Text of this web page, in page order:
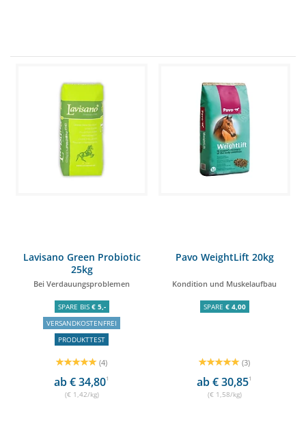
Lavisano Green Probiotic
25kg
Bei Verdauungsproblemen
SPARE BIS € 5,-
VERSANDKOSTENFREI
PRODUKTTEST
(4)
ab € 34,801
(€ 1,42/kg)
Pavo WeightLift 20kg
Kondition und Muskelaufbau
SPARE € 4,00
(3)
ab € 30,851
(€ 1,58/kg)